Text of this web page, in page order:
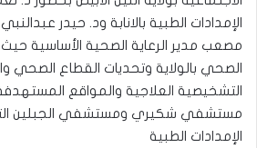
الإمدادات الطبية بالانابة ود. حيدر
مصعب مدير الرعاية الصحية الأساسية
الصحي بالولاية وتحديات القطاع الصحي
التشخيصية العلاجية والمواقع
مستشفي شكيري ومستشفي الجبلين
الإمدادات الطبية